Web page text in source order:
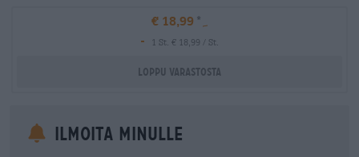
€ 18,99
-
1 St. € 18,99 / St.
Loppu varastosta
Ilmoita minulle